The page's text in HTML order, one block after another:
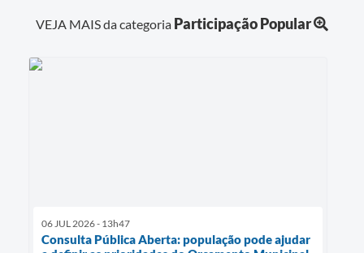
VEJA MAIS da categoria Participação Popular
06 JUL 2026 - 13h47
Consulta Pública Aberta: população pode ajudar